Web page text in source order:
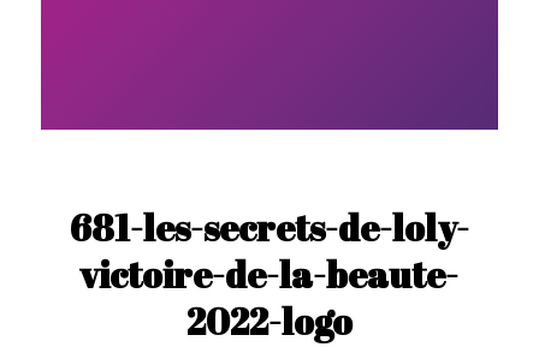
681-les-secrets-de-loly-
victoire-de-la-beaute-
2022-logo